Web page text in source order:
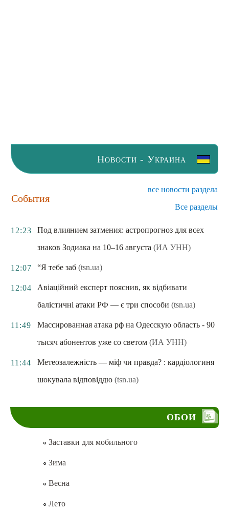
Новости - Украина
События
все новости раздела
Все разделы
12:23
Под влиянием затмения: астропрогноз для всех
знаков Зодиака на 10–16 августа (ИА УНН)
12:07 “Я тебе заб (tsn.ua)
12:04
Авіаційний експерт пояснив, як відбивати
балістичні атаки РФ — є три способи (tsn.ua)
11:49
Массированная атака рф на Одесскую область - 90
тысяч абонентов уже со светом (ИА УНН)
11:44
Метеозалежність — міф чи правда? : кардіологиня
шокувала відповіддю (tsn.ua)
ОБОИ
Заставки для мобильного
Зима
Весна
Лето